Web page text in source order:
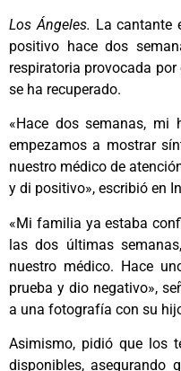
Los Ángeles. La cantante
positivo hace dos
respiratoria provocada
se ha recuperado.
«Hace dos semanas,
empezamos a mostrar
nuestro médico de
y di positivo», escribió en
«Mi familia ya estaba
las dos últimas
nuestro médico. Hace
prueba y dio negativo»,
a una fotografía con su
Asimismo, pidió que los
disponibles, asegurando